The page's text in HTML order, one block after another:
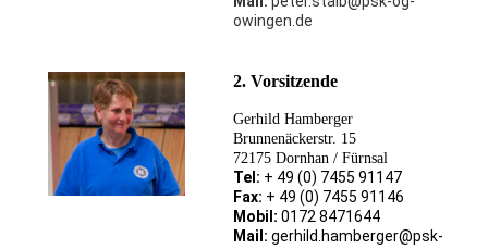
owingen.de
2. Vorsitzende
Gerhild Hamberger
Brunnenäckerstr. 15
72175 Dornhan / Fürnsal
Tel: + 49 (0) 7455 91147
Fax: + 49 (0) 7455 91146
Mobil: 0172 8471644
Mail: gerhild.hamberger@psk-